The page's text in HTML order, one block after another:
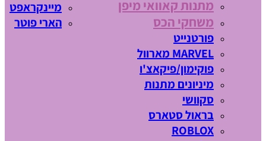
מתנות קאוואי מיפן
משחקי הכס
מיינקראפט
הארי פוטר
פורטנייט
MARVEL מארוול
פוקימון/פיקאצ'ו
מיניונים מתנות
סקוושי
בראול סטארס
ROBLOX